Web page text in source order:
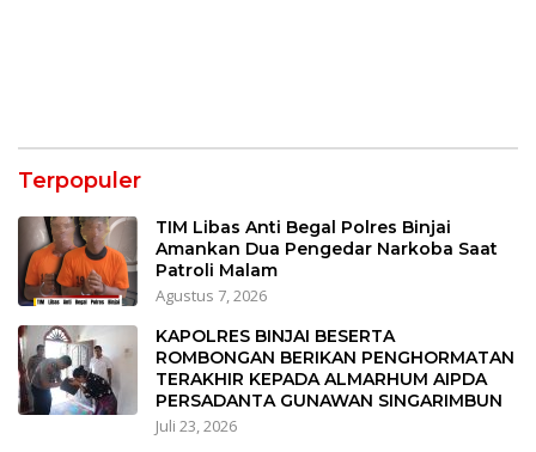
Terpopuler
TIM Libas Anti Begal Polres Binjai
Amankan Dua Pengedar Narkoba Saat
Patroli Malam
Agustus 7, 2026
KAPOLRES BINJAI BESERTA
ROMBONGAN BERIKAN PENGHORMATAN
TERAKHIR KEPADA ALMARHUM AIPDA
PERSADANTA GUNAWAN SINGARIMBUN
Juli 23, 2026